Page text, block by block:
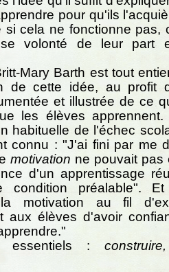
pour qu'ils
si cela ne fonctionne pas,
volonté de leur part
Mary Barth est tout
de cette idée, au profit
et illustrée de ce
les élèves
habituelle de l'échec
connu : "J'ai fini par me
motivation ne pouvait pas
d'un apprentissage
condition préalable".
la motivation au fil
aux élèves d'avoir
essentiels :